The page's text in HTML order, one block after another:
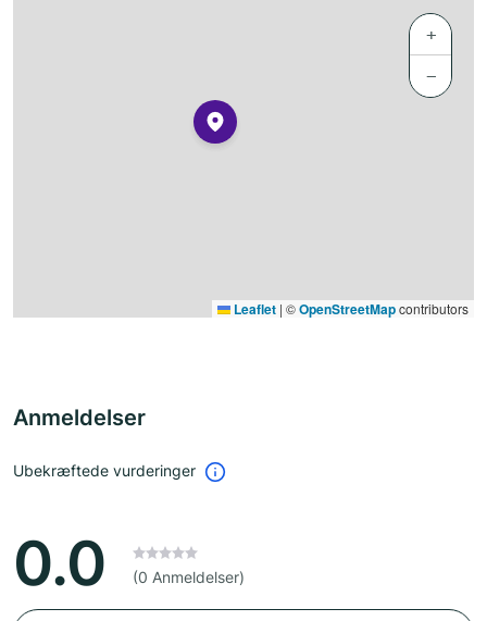
+
−
Leaflet | ©OpenStreetMapcontributors
Anmeldelser
Ubekræftede vurderinger
0.0 (0 Anmeldelser)